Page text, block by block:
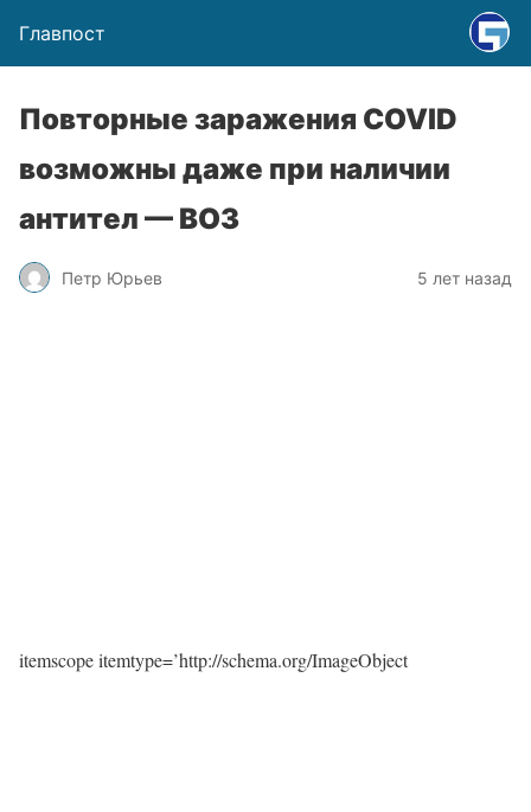
Главпост
Повторные заражения COVID
возможны даже при наличии
антител — ВОЗ
Петр Юрьев 5 лет назад
itemscope itemtype=’http://schema.org/ImageObject